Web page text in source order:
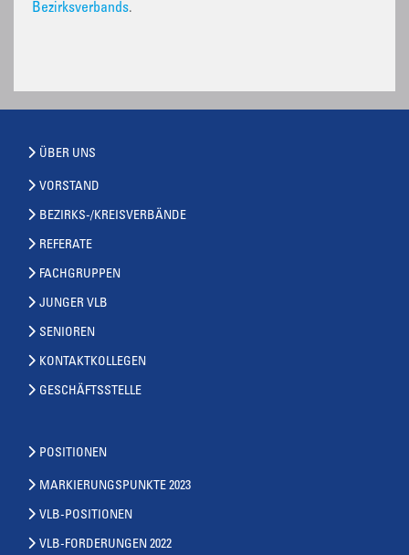
Bezirksverbands.
ÜBER UNS
VORSTAND
BEZIRKS-/KREISVERBÄNDE
REFERATE
FACHGRUPPEN
JUNGER VLB
SENIOREN
KONTAKTKOLLEGEN
GESCHÄFTSSTELLE
POSITIONEN
MARKIERUNGSPUNKTE 2023
VLB-POSITIONEN
VLB-FORDERUNGEN 2022